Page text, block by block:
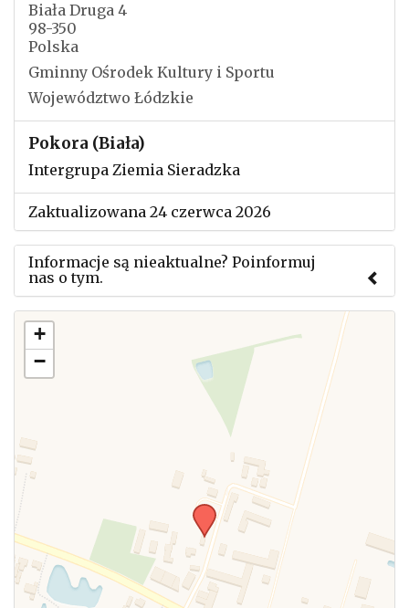
Biała Druga 4
98-350
Polska
Gminny Ośrodek Kultury i Sportu
Województwo Łódzkie
Pokora (Biała)
Intergrupa Ziemia Sieradzka
Zaktualizowana 24 czerwca 2026
Informacje są nieaktualne? Poinformuj
nas o tym.
Użyj tego formularza aby przesłać informację o
zmianach w powyższym mityngu.
+
−